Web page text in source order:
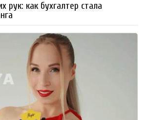
рук: как бухгалтер стала